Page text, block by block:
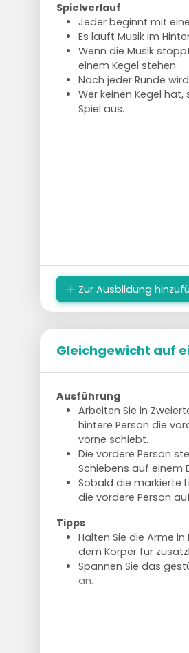
Spielverlauf
Jeder beginnt mit
Es läuft Musik im
Wenn die Musik
einem Kegel stehen.
Nach jeder Runde
Wer keinen Kegel
Spiel aus.
Zur Ausbildung
Gleichgewicht auf
Ausführung
Arbeiten Sie in
hintere Person die
vorne schiebt.
Die vordere Person
Schiebens auf einem
Sobald die markierte
die vordere Person
Tipps
Halten Sie die Arme
dem Körper für
Spannen Sie das
an.